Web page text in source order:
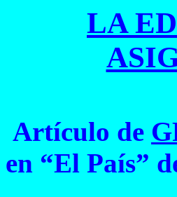
LA
Artículo de
en “El País”